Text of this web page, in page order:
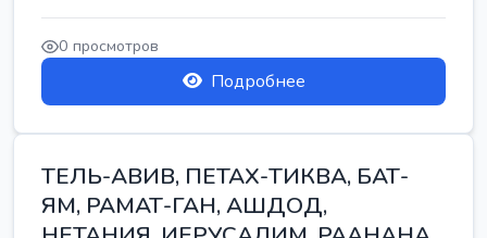
0 просмотров
Подробнее
ТЕЛЬ-АВИВ, ПЕТАХ-ТИКВА, БАТ-
ЯМ, РАМАТ-ГАН, АШДОД,